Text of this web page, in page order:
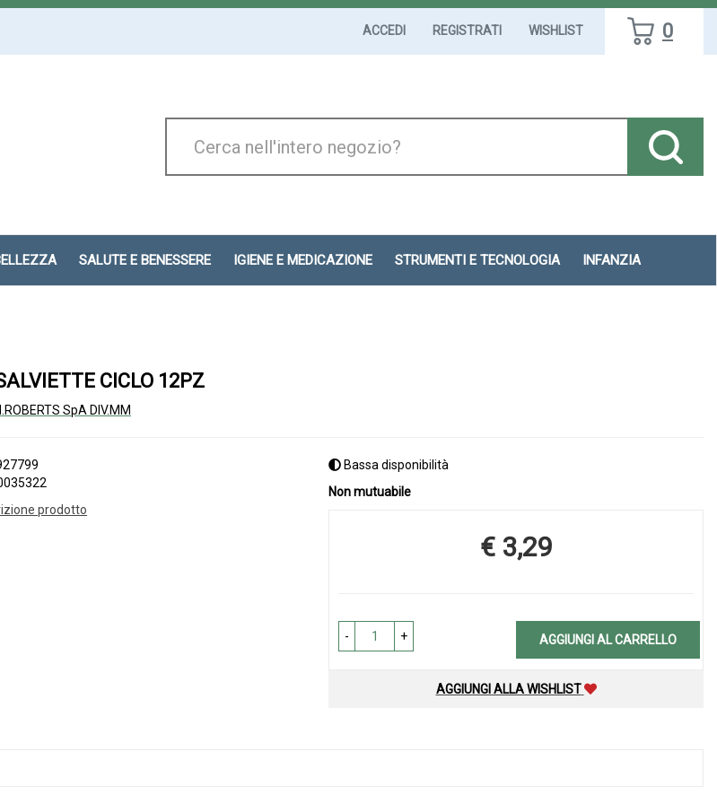
ACCEDI REGISTRATI WISHLIST 0
Prodotto
SALUTE E BENESSERE IGIENE E MEDICAZIONE STRUMENTI E TECNOLOGIA INFANZIA
CICLO 12PZ
SpA DIV.MM
prodotto
Bassa disponibilità
Non mutuabile
Prezzo
€ 3,29
- + AGGIUNGI AL CARRELLO
AGGIUNGI ALLA WISHLIST